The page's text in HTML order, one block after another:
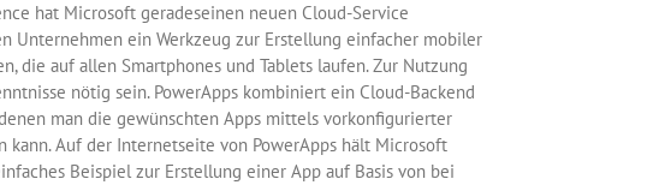
hat Microsoft geradeseinen neuen Cloud-Service
Unternehmen ein Werkzeug zur Erstellung einfacher mobiler
die auf allen Smartphones und Tablets laufen. Zur Nutzung
nötig sein. PowerApps kombiniert ein Cloud-Backend
man die gewünschten Apps mittels vorkonfigurierter
kann. Auf der Internetseite von PowerApps hält Microsoft
Beispiel zur Erstellung einer App auf Basis von bei